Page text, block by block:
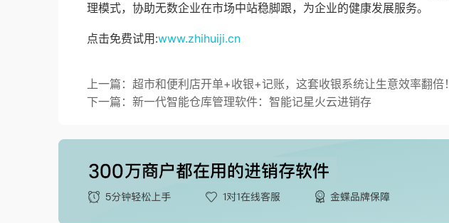
理模式，协助无数企业在市场中站稳脚跟，为企业的健康发展服务。
点击免费试用:www.zhihuiji.cn
上一篇：超市和便利店开单+收银+记账，这套收银系统让生意效率翻倍！
下一篇：新一代智能仓库管理软件：智能记星火云进销存